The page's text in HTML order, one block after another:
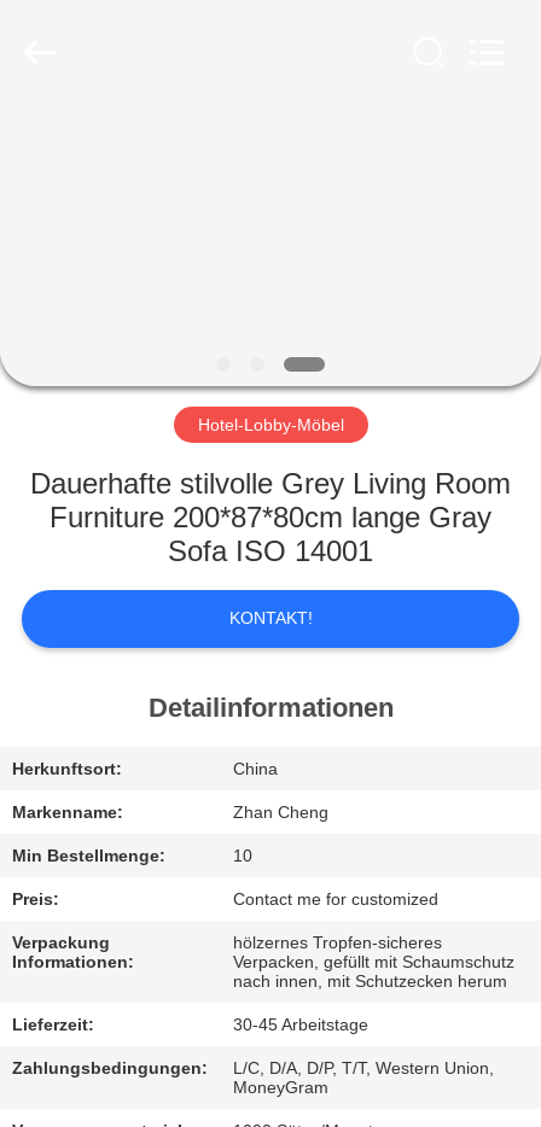
VR-
ÜBER
WERKSBESICHTIGUNG
QUALITÄTSKONTROLLE
BITTE
UM
EIN
ANGEBOT
SITEMAP
BESTIMMUNGEN
Hotel-Lobby-Möbel
Dauerhafte stilvolle Grey Living Room
Furniture 200*87*80cm lange Gray
Sofa ISO 14001
KONTAKT!
Detailinformationen
Herkunftsort: China
Markenname: Zhan Cheng
Min Bestellmenge: 10
Preis: Contact me for customized
Verpackung
Informationen:
hölzernes Tropfen-sicheres
Verpacken, gefüllt mit Schaumschutz
nach innen, mit Schutzecken herum
Lieferzeit: 30-45 Arbeitstage
Zahlungsbedingungen:
L/C, D/A, D/P, T/T, Western Union,
MoneyGram